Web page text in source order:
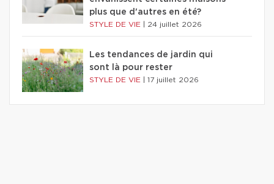
plus que d'autres en été?
STYLE DE VIE 24 juillet 2026
Les tendances de jardin qui
sont là pour rester
STYLE DE VIE 17 juillet 2026